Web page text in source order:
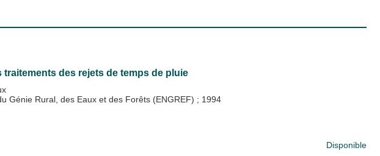
des rejets de temps de pluie
Génie Rural, des Eaux et des Forêts (ENGREF) ; 1994
Disponible